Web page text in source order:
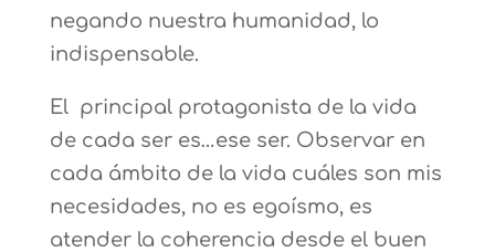
negando nuestra humanidad, lo
indispensable.
El principal protagonista de la vida
de cada ser es…ese ser. Observar en
cada ámbito de la vida cuáles son mis
necesidades, no es egoísmo, es
atender la coherencia desde el buen